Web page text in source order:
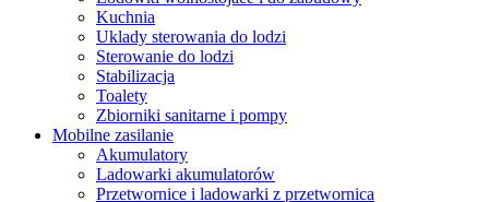
Kuchnia
Uklady sterowania do lodzi
Sterowanie do lodzi
Stabilizacja
Toalety
Zbiorniki sanitarne i pompy
Mobilne zasilanie
Akumulatory
Ladowarki akumulatorów
Przetwornice i ladowarki z przetwornica